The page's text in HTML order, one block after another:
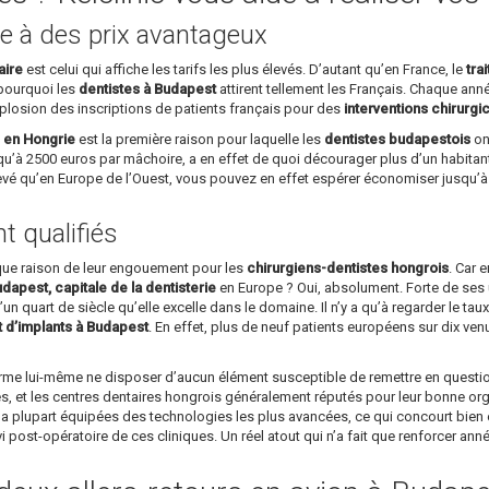
à des prix avantageux
est celui qui affiche les tarifs les plus élevés. D’autant qu’en France, le
les dentistes à Budapestattirent tellement les Français. Chaque
des inscriptions de patients français pour des interventions
Hongrie est la première raison pour laquelle les dentistes budapestois
2500 euros par mâchoire, a en effet de quoi décourager plus d’un
qu’en Europe de l’Ouest, vous pouvez en effet espérer économiser
qualifiés
raison de leur engouement pour les chirurgiens-dentistes hongrois. Car
capitale de la dentisterie en Europe ? Oui, absolument. Forte de
quart de siècle qu’elle excelle dans le domaine. Il n’y a qu’à regarder le
à Budapest. En effet, plus de neuf patients européens sur dix
lui-même ne disposer d’aucun élément susceptible de remettre en
et les centres dentaires hongrois généralement réputés pour leur bonne
équipées des technologies les plus avancées, ce qui concourt bien
opératoire de ces cliniques. Un réel atout qui n’a fait que renforcer